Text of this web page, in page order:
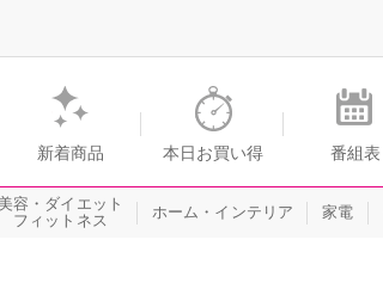
ショッピングのショップチャンネル
新着商品 本日お買い得 番組表
美容・ダイエット
フィットネス
ホーム・インテリア 家電